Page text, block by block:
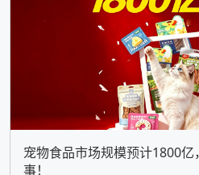
宠物食品市场规模预计1800
事！